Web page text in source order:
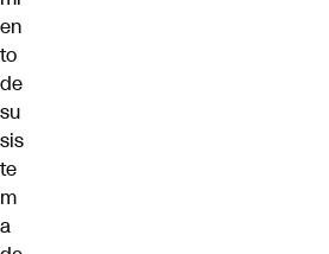
en
to
de
su
sis
te
m
a